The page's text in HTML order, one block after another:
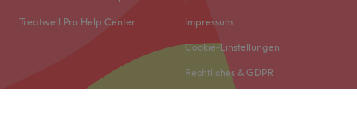
Treatwell Pro Help Center Impressum
Cookie-Einstellungen
Rechtliches & GDPR